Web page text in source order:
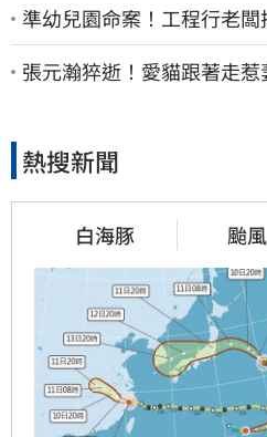
準幼兒園命案！工程行老
到…下土石活埋他
張元瀚猝逝！愛貓跟著走惹
熱搜新聞
白海豚 颱風